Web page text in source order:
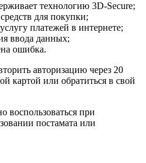
технологию 3D-Secure;
для покупки;
платежей в интернете;
ввода данных;
ошибка.
авторизацию через 20
картой или обратиться в свой
воспользоваться при
постамата или